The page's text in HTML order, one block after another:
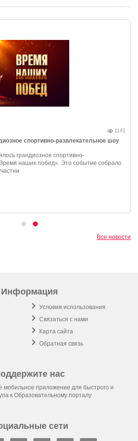
1141
спортивно-развлекательное шоу
грандиозное спортивно-
наших побед». Это событие собрало
Все новости
Информация
Условия использования
Связаться с нами
Карта сайта
Обратная связь
нас
мобильное приложение для быстрого и
к Образовательному порталу
сети